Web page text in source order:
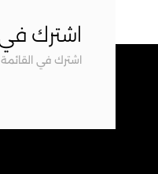
اشترك في
اشترك في القائمة